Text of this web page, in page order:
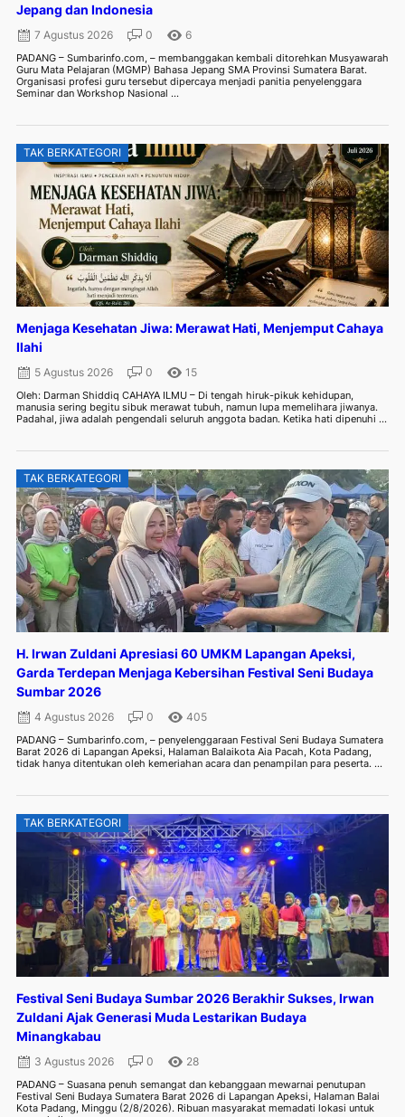
Jepang dan Indonesia
7 Agustus 2026 0 6
PADANG – Sumbarinfo.com, – membanggakan kembali ditorehkan Musyawarah
Guru Mata Pelajaran (MGMP) Bahasa Jepang SMA Provinsi Sumatera Barat.
Organisasi profesi guru tersebut dipercaya menjadi panitia penyelenggara
Seminar dan Workshop Nasional ...
TAK BERKATEGORI
Menjaga Kesehatan Jiwa: Merawat Hati, Menjemput Cahaya
Ilahi
5 Agustus 2026 0 15
Oleh: Darman Shiddiq CAHAYA ILMU – Di tengah hiruk-pikuk kehidupan,
manusia sering begitu sibuk merawat tubuh, namun lupa memelihara jiwanya.
Padahal, jiwa adalah pengendali seluruh anggota badan. Ketika hati dipenuhi ...
TAK BERKATEGORI
H. Irwan Zuldani Apresiasi 60 UMKM Lapangan Apeksi,
Garda Terdepan Menjaga Kebersihan Festival Seni Budaya
Sumbar 2026
4 Agustus 2026 0 405
PADANG – Sumbarinfo.com, – penyelenggaraan Festival Seni Budaya Sumatera
Barat 2026 di Lapangan Apeksi, Halaman Balaikota Aia Pacah, Kota Padang,
tidak hanya ditentukan oleh kemeriahan acara dan penampilan para peserta. ...
TAK BERKATEGORI
Festival Seni Budaya Sumbar 2026 Berakhir Sukses, Irwan
Zuldani Ajak Generasi Muda Lestarikan Budaya
Minangkabau
3 Agustus 2026 0 28
PADANG – Suasana penuh semangat dan kebanggaan mewarnai penutupan
Festival Seni Budaya Sumatera Barat 2026 di Lapangan Apeksi, Halaman Balai
Kota Padang, Minggu (2/8/2026). Ribuan masyarakat memadati lokasi untuk